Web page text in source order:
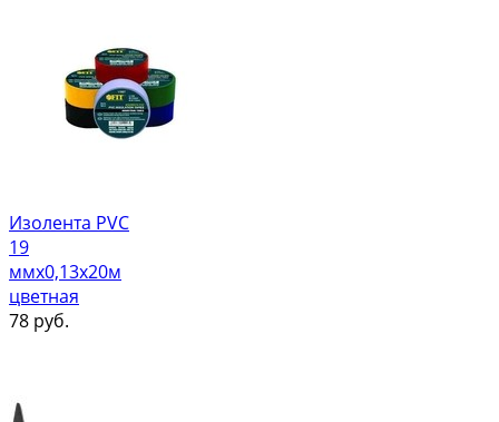
Изолента PVC
19
ммх0,13х20м
цветная
78 руб.